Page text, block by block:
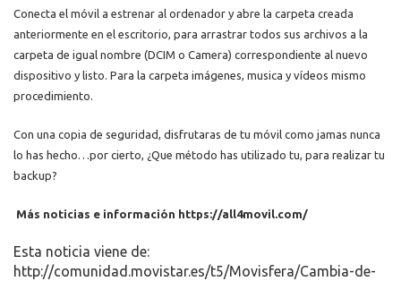
Conecta el móvil a estrenar al ordenador y abre la carpeta creada
anteriormente en el escritorio, para arrastrar todos sus archivos a la
carpeta de igual nombre (DCIM o Camera) correspondiente al nuevo
dispositivo y listo. Para la carpeta imágenes, musica y vídeos mismo
procedimiento.
Con una copia de seguridad, disfrutaras de tu móvil como jamas nunca
lo has hecho…por cierto, ¿Que método has utilizado tu, para realizar tu
backup?
Más noticias e información https://all4movil.com/
Esta noticia viene de:
http://comunidad.movistar.es/t5/Movisfera/Cambia-de-